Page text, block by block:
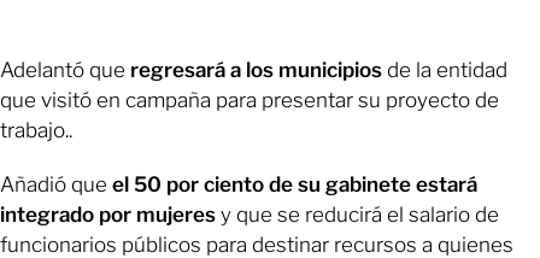
Adelantó que regresará a los municipios de la entidad
que visitó en campaña para presentar su proyecto de
trabajo..
Añadió que el 50 por ciento de su gabinete estará
integrado por mujeres y que se reducirá el salario de
funcionarios públicos para destinar recursos a quienes